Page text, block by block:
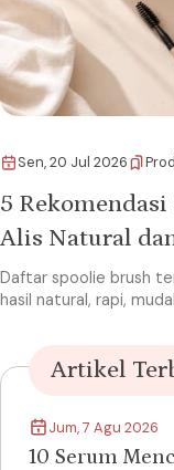
Sen, 20 Jul 2026
5
Alis Natural
Daftar spoolie brush
hasil natural, rapi,
Artikel
Jum, 7 Agu 2026
10 Serum